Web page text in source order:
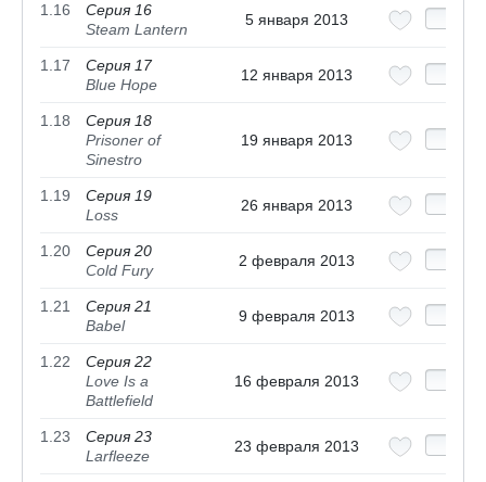
1.16
Серия 16
Steam Lantern
5 января 2013
1.17
Серия 17
Blue Hope
12 января 2013
1.18
Серия 18
Prisoner of
Sinestro
19 января 2013
1.19
Серия 19
Loss
26 января 2013
1.20
Серия 20
Cold Fury
2 февраля 2013
1.21
Серия 21
Babel
9 февраля 2013
1.22
Серия 22
Love Is a
Battlefield
16 февраля 2013
1.23
Серия 23
Larfleeze
23 февраля 2013